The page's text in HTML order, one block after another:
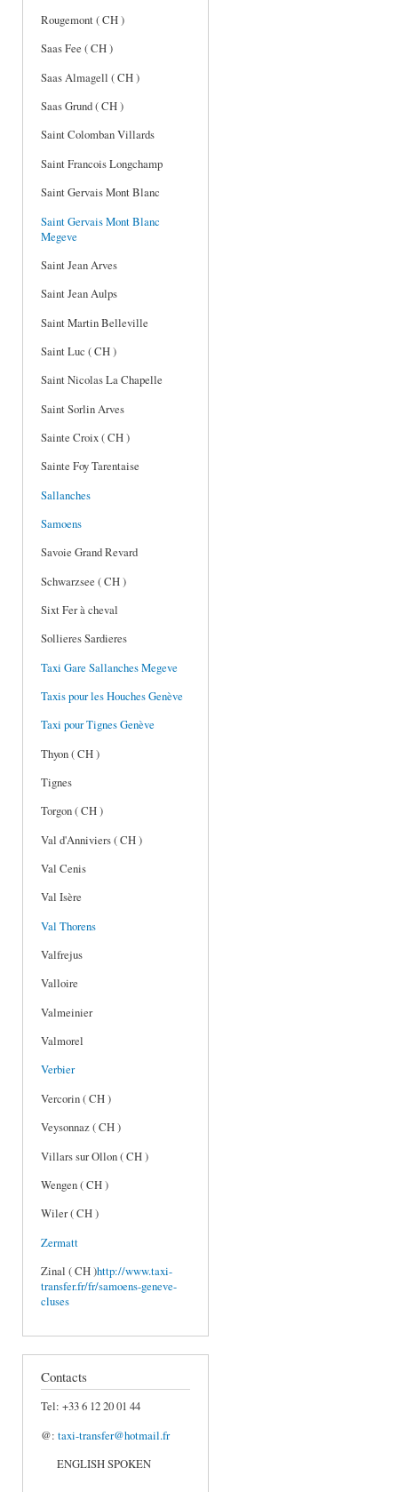
Rougemont ( CH )
Saas Fee ( CH )
Saas Almagell ( CH )
Saas Grund ( CH )
Saint Colomban Villards
Saint Francois Longchamp
Saint Gervais Mont Blanc
Saint Gervais Mont Blanc
Megeve
Saint Jean Arves
Saint Jean Aulps
Saint Martin Belleville
Saint Luc ( CH )
Saint Nicolas La Chapelle
Saint Sorlin Arves
Sainte Croix ( CH )
Sainte Foy Tarentaise
Sallanches
Samoens
Savoie Grand Revard
Schwarzsee ( CH )
Sixt Fer à cheval
Sollieres Sardieres
Taxi Gare Sallanches Megeve
Taxis pour les Houches Genève
Taxi pour Tignes Genève
Thyon ( CH )
Tignes
Torgon ( CH )
Val d'Anniviers ( CH )
Val Cenis
Val Isère
Val Thorens
Valfrejus
Valloire
Valmeinier
Valmorel
Verbier
Vercorin ( CH )
Veysonnaz ( CH )
Villars sur Ollon ( CH )
Wengen ( CH )
Wiler ( CH )
Zermatt
Zinal ( CH )http://www.taxi-
transfer.fr/fr/samoens-geneve-
cluses
Contacts
Tel: +33 6 12 20 01 44
@: taxi-transfer@hotmail.fr
ENGLISH SPOKEN